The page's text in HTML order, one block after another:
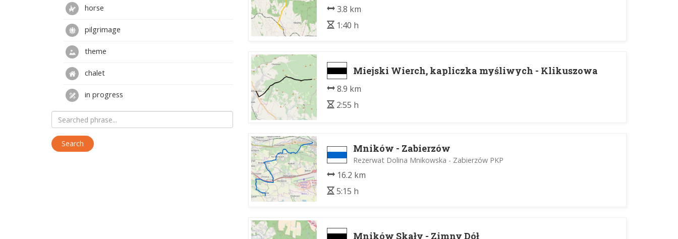
3.8 km
1:40 h
Miejski Wierch, kapliczka myśliwych - Klikuszowa
8.9 km
2:55 h
Mników - Zabierzów
Rezerwat Dolina Mnikowska - Zabierzów PKP
16.2 km
5:15 h
Mników Skały - Zimny Dół
horse
pilgrimage
theme
chalet
in progress